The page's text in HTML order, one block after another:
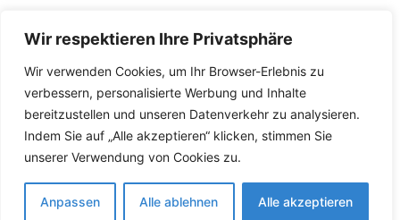
Wir respektieren Ihre Privatsphäre
Wir verwenden Cookies, um Ihr Browser-Erlebnis zu
verbessern, personalisierte Werbung und Inhalte
bereitzustellen und unseren Datenverkehr zu analysieren.
Indem Sie auf „Alle akzeptieren“ klicken, stimmen Sie
unserer Verwendung von Cookies zu.
Anpassen Alle ablehnen Alle akzeptieren